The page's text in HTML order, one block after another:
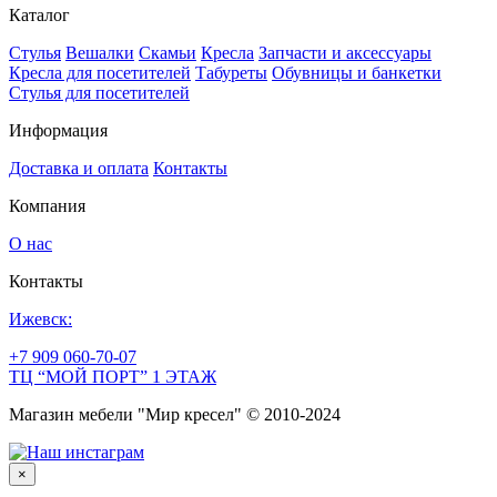
Каталог
Стулья Вешалки Скамьи Кресла Запчасти и аксессуары
Кресла для посетителей Табуреты Обувницы и банкетки
Стулья для посетителей
Информация
Доставка и оплата Контакты
Компания
О нас
Контакты
Ижевск:
+7 909 060-70-07
ТЦ “МОЙ ПОРТ” 1 ЭТАЖ
Магазин мебели "Мир кресел" © 2010-2024
×